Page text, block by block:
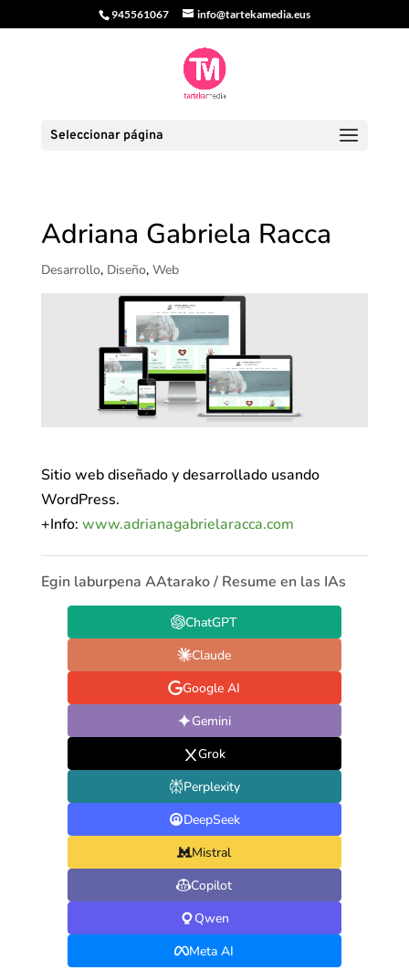
945561067 info@tartekamedia.eus
Seleccionar página
Adriana Gabriela Racca
Desarrollo, Diseño, Web
Sitio web diseñado y desarrollado usando
WordPress.
+Info: www.adrianagabrielaracca.com
Egin laburpena AAtarako / Resume en las IAs
ChatGPT
Claude
Google AI
Gemini
Grok
Perplexity
DeepSeek
Mistral
Copilot
Qwen
Meta AI